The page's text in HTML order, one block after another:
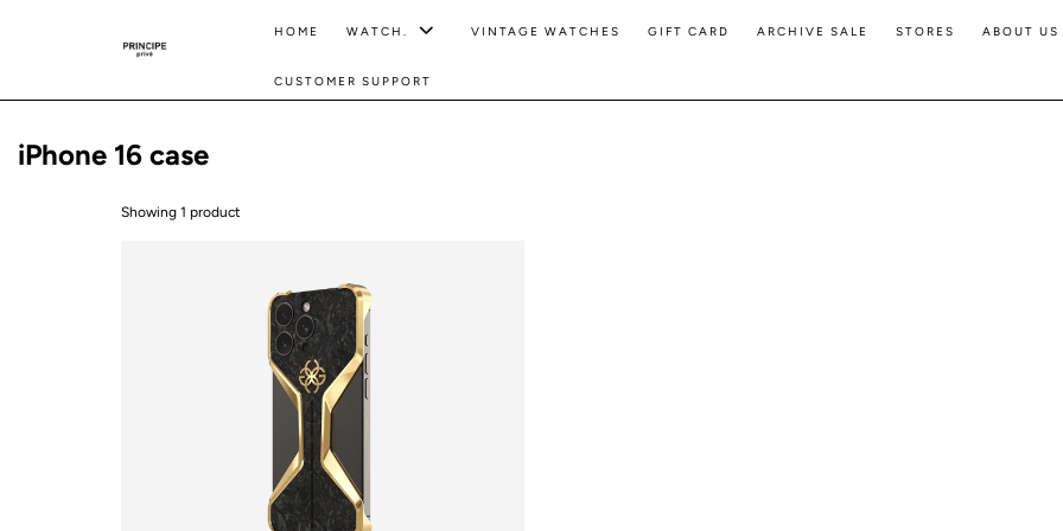
HOME WATCH. VINTAGE WATCHES GIFT CARD ARCHIVE SALE STORES ABOUT US
CUSTOMER SUPPORT
iPhone 16 case
Showing 1 product